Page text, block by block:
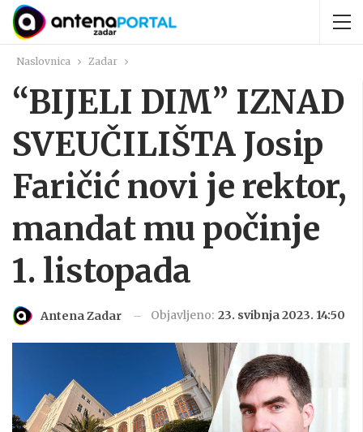
Naslovnica Zadar
“BIJELI DIM” IZNAD
SVEUČILIŠTA Josip
Faričić novi je rektor,
mandat mu počinje
1. listopada
Antena Zadar Objavljeno: 23. svibnja 2023. 14:50